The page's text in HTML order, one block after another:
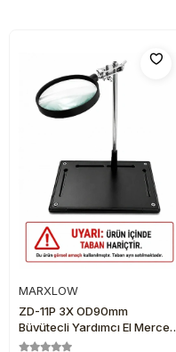
MARXLOW
ZD-11P 3X OD90mm
Büyüteçli Yardımcı El Mercek
Aparatı - Tabansız